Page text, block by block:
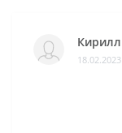
Кирилл
18.02.2023